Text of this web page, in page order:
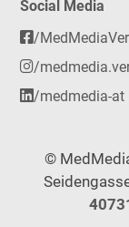
Social Media
/
/
/medmedia-at
©